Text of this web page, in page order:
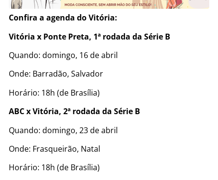
Confira a agenda do Vitória:
Vitória x Ponte Preta, 1ª rodada da Série B
Quando: domingo, 16 de abril
Onde: Barradão, Salvador
Horário: 18h (de Brasília)
ABC x Vitória, 2ª rodada da Série B
Quando: domingo, 23 de abril
Onde: Frasqueirão, Natal
Horário: 18h (de Brasília)